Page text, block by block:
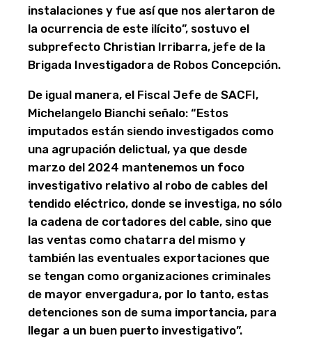
instalaciones y fue así que nos alertaron de
la ocurrencia de este ilícito”, sostuvo el
subprefecto Christian Irribarra, jefe de la
Brigada Investigadora de Robos Concepción.
De igual manera, el Fiscal Jefe de SACFI,
Michelangelo Bianchi señalo: “Estos
imputados están siendo investigados como
una agrupación delictual, ya que desde
marzo del 2024 mantenemos un foco
investigativo relativo al robo de cables del
tendido eléctrico, donde se investiga, no sólo
la cadena de cortadores del cable, sino que
las ventas como chatarra del mismo y
también las eventuales exportaciones que
se tengan como organizaciones criminales
de mayor envergadura, por lo tanto, estas
detenciones son de suma importancia, para
llegar a un buen puerto investigativo”.